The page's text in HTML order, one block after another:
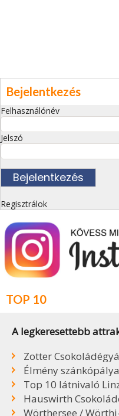
Bejelentkezés
Felhasználónév
Jelszó
Regisztrálok
TOP 10
A legkeresettebb
Zotter
Élmény
Top 10 látnivaló
Hauswirth
Wörthersee /